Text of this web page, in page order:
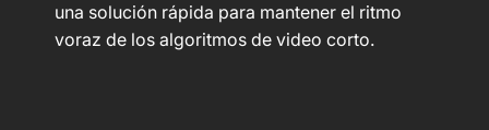
una solución rápida para mantener el ritmo
voraz de los algoritmos de video corto.